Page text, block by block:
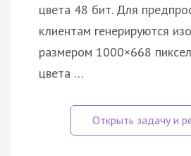
цвета 48 бит. Для
клиентам генерируются
размером 1000×668
цвета …